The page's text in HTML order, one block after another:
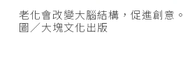
老化會改變大腦結構，促進創意。